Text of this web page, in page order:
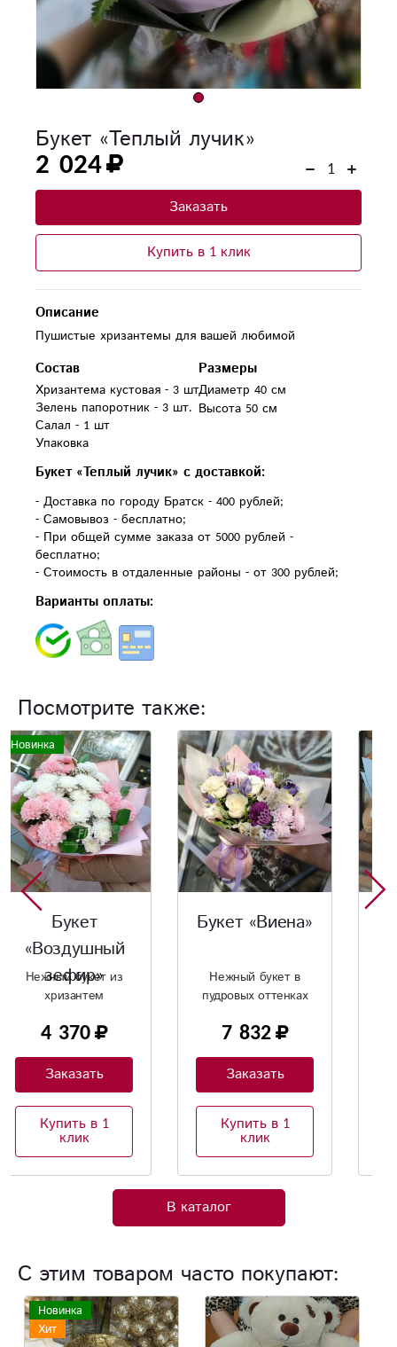
Букет «Теплый лучик»
2 024
Заказать
Купить в 1 клик
Описание
Пушистые хризантемы для вашей любимой
Состав
Хризантема кустовая - 3 шт.
Зелень папоротник - 3 шт.
Салал - 1 шт
Упаковка
Размеры
Диаметр 40 см
Высота 50 см
Букет «Теплый лучик» с доставкой:
- Доставка по городу Братск - 400 рублей;
- Самовывоз - бесплатно;
- При общей сумме заказа от 5000 рублей -
бесплатно;
- Стоимость в отдаленные районы - от 300 рублей;
Варианты оплаты:
Посмотрите также:
Букет «Виена»
Нежный букет в
пудровых оттенках
7 832
Заказать
Купить в 1
клик
Букет
Яркий праздничный
букет .
6 061
Заказать
Купить в 1
клик
В каталог
С этим товаром часто покупают:
Хит